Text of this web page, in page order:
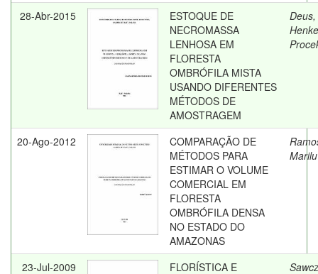
28-Abr-2015
ESTOQUE DE
NECROMASSA
LENHOSA EM
FLORESTA
OMBRÓFILA MISTA
USANDO DIFERENTES
MÉTODOS DE
AMOSTRAGEM
20-Ago-2012
COMPARAÇÃO DE
MÉTODOS PARA
ESTIMAR O VOLUME
COMERCIAL EM
FLORESTA
OMBRÓFILA DENSA
NO ESTADO DO
AMAZONAS
Marilu
23-Jul-2009
FLORÍSTICA E